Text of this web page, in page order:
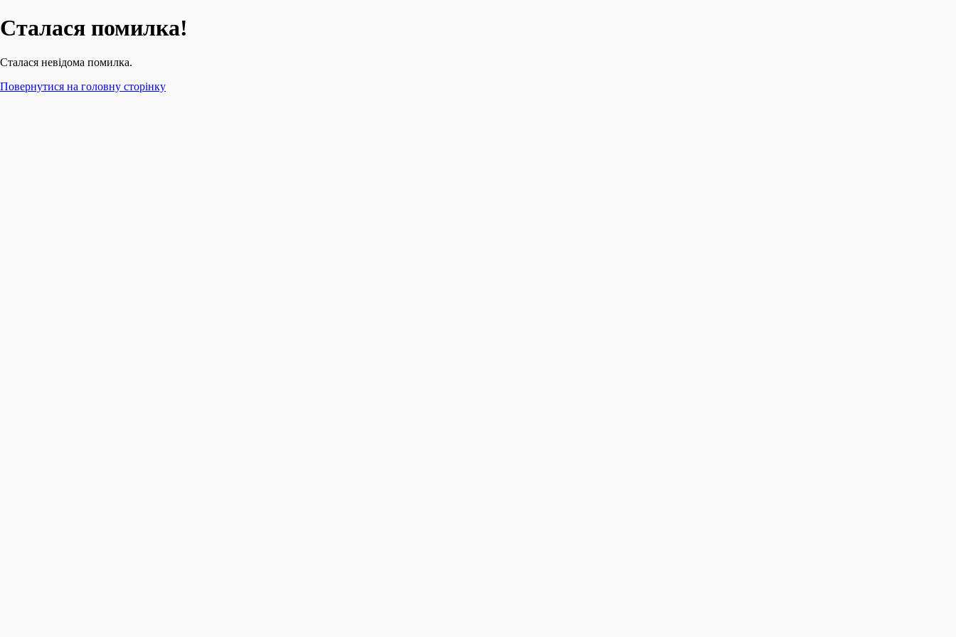
Сталася помилка!
Сталася невідома помилка.
Повернутися на головну сторінку